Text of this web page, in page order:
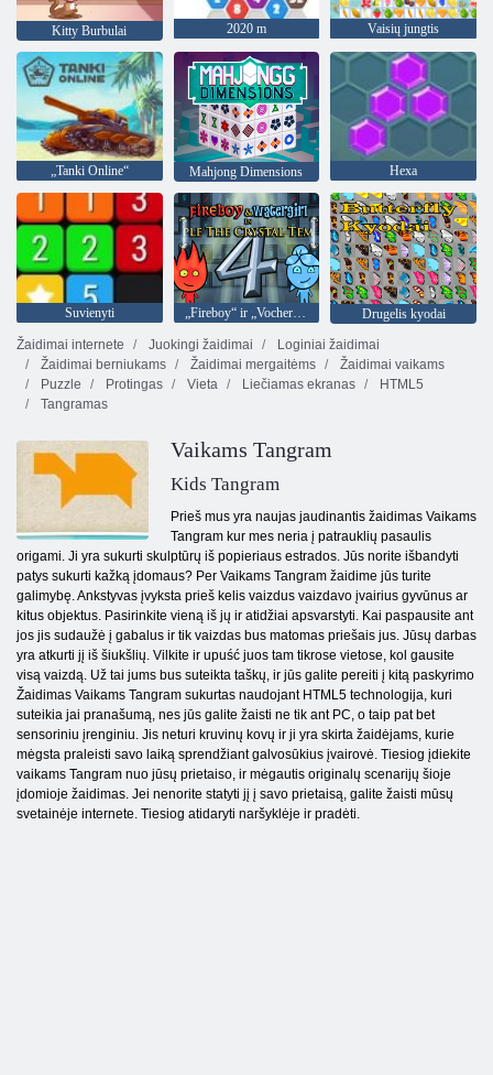
Kitty Burbulai 2020 m Vaisių jungtis
„Tanki Online“ Mahjong Dimensions Hexa
Suvienyti „Fireboy“ ir „Vochergirl 4“: „Crystal Temple“
Drugelis kyodai
Žaidimai internete
Juokingi žaidimai
Loginiai žaidimai
Žaidimai berniukams
Žaidimai mergaitėms
Žaidimai vaikams
Puzzle
Protingas Vieta Liečiamas ekranas
HTML5
Tangramas
Vaikams Tangram
Kids Tangram
Prieš mus yra naujas jaudinantis žaidimas Vaikams
Tangram kur mes neria į patrauklių pasaulis
origami. Ji yra sukurti skulptūrų iš popieriaus estrados. Jūs norite išbandyti
patys sukurti kažką įdomaus? Per Vaikams Tangram žaidime jūs turite
galimybę. Ankstyvas įvyksta prieš kelis vaizdus vaizdavo įvairius gyvūnus ar
kitus objektus. Pasirinkite vieną iš jų ir atidžiai apsvarstyti. Kai paspausite ant
jos jis sudaužė į gabalus ir tik vaizdas bus matomas priešais jus. Jūsų darbas
yra atkurti jį iš šiukšlių. Vilkite ir upuść juos tam tikrose vietose, kol gausite
visą vaizdą. Už tai jums bus suteikta taškų, ir jūs galite pereiti į kitą paskyrimo
Žaidimas Vaikams Tangram sukurtas naudojant HTML5 technologija, kuri
suteikia jai pranašumą, nes jūs galite žaisti ne tik ant PC, o taip pat bet
sensoriniu įrenginiu. Jis neturi kruvinų kovų ir ji yra skirta žaidėjams, kurie
mėgsta praleisti savo laiką sprendžiant galvosūkius įvairovė. Tiesiog įdiekite
vaikams Tangram nuo jūsų prietaiso, ir mėgautis originalų scenarijų šioje
įdomioje žaidimas. Jei nenorite statyti jį į savo prietaisą, galite žaisti mūsų
svetainėje internete. Tiesiog atidaryti naršyklėje ir pradėti.